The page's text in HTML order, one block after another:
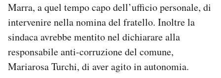
Marra, a quel tempo capo dell’ufficio personale, di
intervenire nella nomina del fratello. Inoltre la
sindaca avrebbe mentito nel dichiarare alla
responsabile anti-corruzione del comune,
Mariarosa Turchi, di aver agito in autonomia.